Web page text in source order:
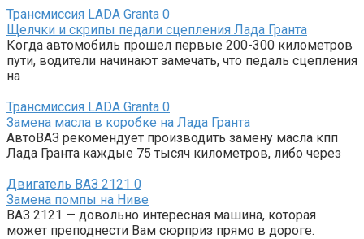
Трансмиссия LADA Granta 0
Щелчки и скрипы педали сцепления Лада Гранта
Когда автомобиль прошел первые 200-300 километров
пути, водители начинают замечать, что педаль сцепления
на
Трансмиссия LADA Granta 0
Замена масла в коробке на Лада Гранта
АвтоВАЗ рекомендует производить замену масла кпп
Лада Гранта каждые 75 тысяч километров, либо через
Двигатель ВАЗ 2121 0
Замена помпы на Ниве
ВАЗ 2121 — довольно интересная машина, которая
может преподнести Вам сюрприз прямо в дороге.